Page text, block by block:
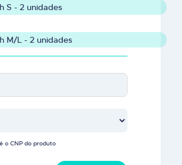
S - 2 unidades
M/L - 2 unidades
o CNP do produto